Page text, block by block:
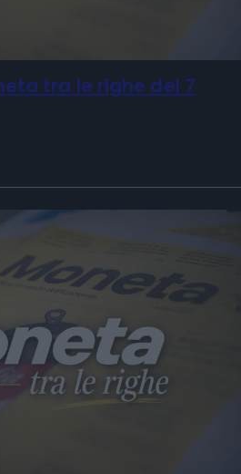
tra le righe del 7